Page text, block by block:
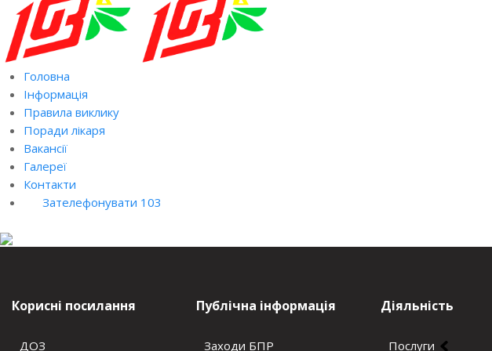
Головна
Інформація
Правила виклику
Поради лікаря
Вакансії
Галереї
Контакти
Зателефонувати 103
Корисні посилання
ДОЗ
Публічна інформація
Заходи БПР
Діяльність
Послуги